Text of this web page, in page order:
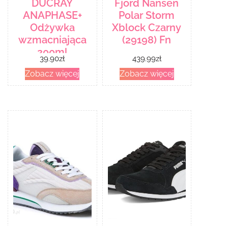
DUCRAY
ANAPHASE+
Odżywka
wzmacniająca
200ml
39.90zł
Zobacz więcej
Fjord Nansen
Polar Storm
Xblock Czarny
(29198) Fn
439.99zł
Zobacz więcej